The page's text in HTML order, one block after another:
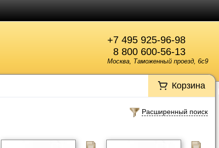
+7 495 925-96-98
8 800 600-56-13
Москва, Таможенный проезд, 6с9
Корзина
Расширенный поиск